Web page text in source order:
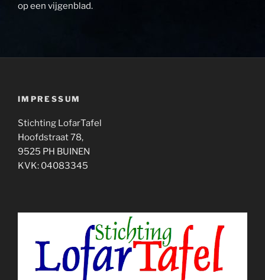
op een vijgenblad.
IMPRESSUM
Stichting LofarTafel
Hoofdstraat 78,
9525 PH BUINEN
KVK: 04083345